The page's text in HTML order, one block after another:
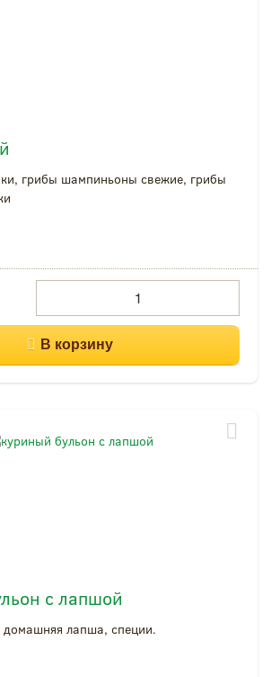
грибы шампиньоны свежие, грибы
с лапшой
домашняя лапша, специи.